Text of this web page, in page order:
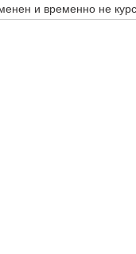
и временно не